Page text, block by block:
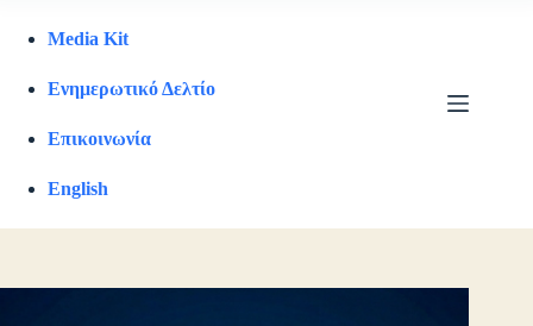
Media Kit
Ενημερωτικό Δελτίο
Επικοινωνία
English